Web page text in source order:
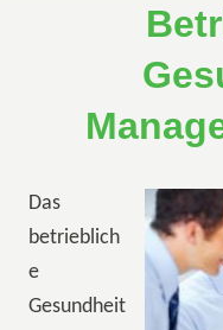
Das
betrieblich
e
Gesundheit